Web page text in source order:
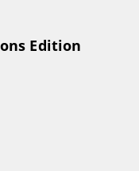
Edition